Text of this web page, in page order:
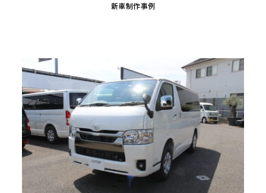
新車制作事例